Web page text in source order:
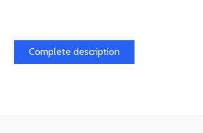
Complete description